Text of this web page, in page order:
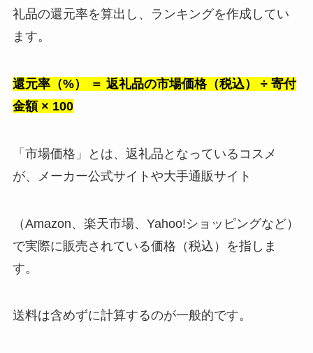
礼品の還元率を算出し、ランキングを作成してい
ます。
還元率（%） ＝ 返礼品の市場価格（税込） ÷ 寄付
金額 × 100
「市場価格」とは、返礼品となっているコスメ
が、メーカー公式サイトや大手通販サイト
（Amazon、楽天市場、Yahoo!ショッピングなど）
で実際に販売されている価格（税込）を指しま
す。
送料は含めずに計算するのが一般的です。